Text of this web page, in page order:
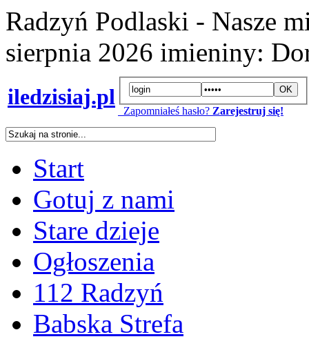
Radzyń Podlaski - Nasze
sierpnia 2026 imieniny:
iledzisiaj.pl
Zapomniałeś hasło? Zarejestruj się!
Start
Gotuj z nami
Stare dzieje
Ogłoszenia
112 Radzyń
Babska Strefa